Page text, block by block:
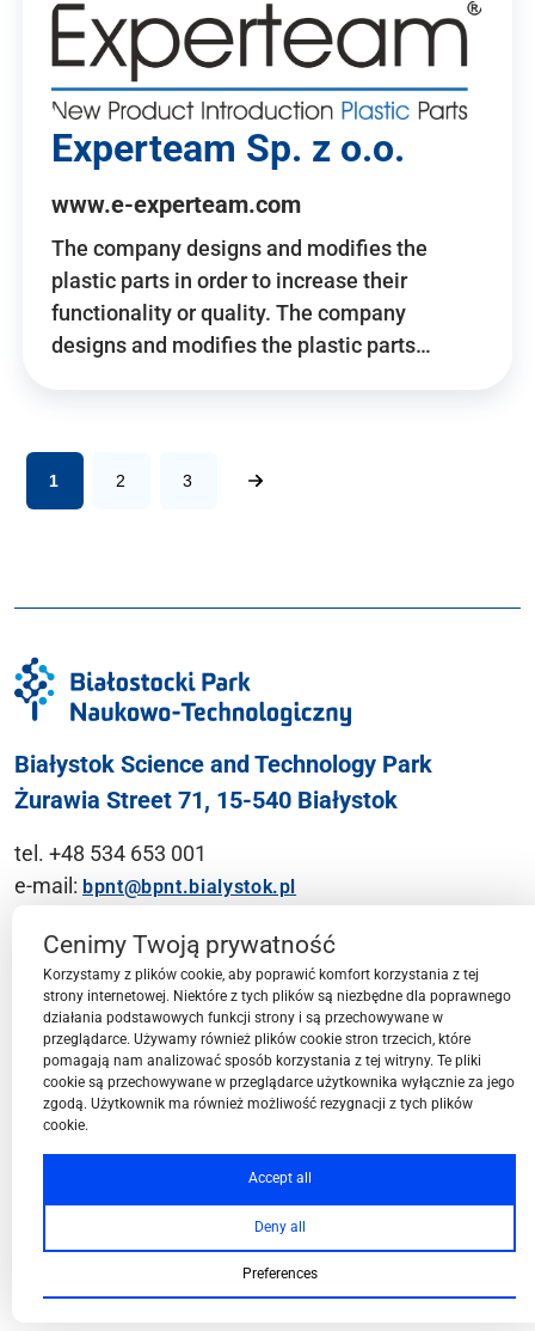
Experteam Sp. z o.o.
www.e-experteam.com
The company designs and modifies the
plastic parts in order to increase their
functionality or quality. The company
designs and modifies the plastic parts…
1 2 3
Białystok Science and Technology Park
Żurawia Street 71, 15-540 Białystok
tel. +48 534 653 001
e-mail: bpnt@bpnt.bialystok.pl
Contact
BPN-T Area
BPN-T Offer
Cenimy Twoją prywatność
Korzystamy z plików cookie, aby poprawić komfort korzystania z tej
strony internetowej. Niektóre z tych plików są niezbędne dla poprawnego
działania podstawowych funkcji strony i są przechowywane w
przeglądarce. Używamy również plików cookie stron trzecich, które
pomagają nam analizować sposób korzystania z tej witryny. Te pliki
cookie są przechowywane w przeglądarce użytkownika wyłącznie za jego
zgodą. Użytkownik ma również możliwość rezygnacji z tych plików
cookie.
Accept all
Deny all
Preferences